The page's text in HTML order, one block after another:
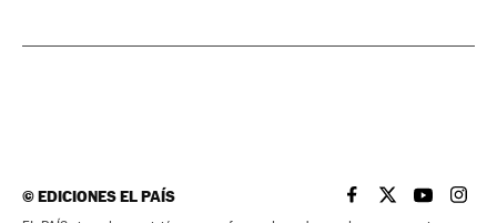
©EDICIONES EL PAÍS EL PAÍS BRASIL EN
EL PAÍSEL PAÍS
EL